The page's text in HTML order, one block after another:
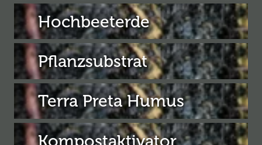
Hochbeeterde
Pflanzsubstrat
Terra Preta Humus
Kompostaktivator